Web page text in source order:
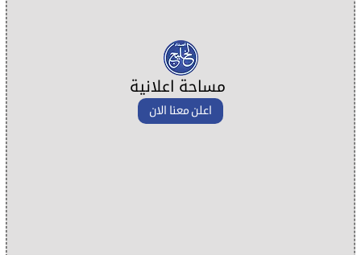
مساحة اعلانية
اعلن معنا الان